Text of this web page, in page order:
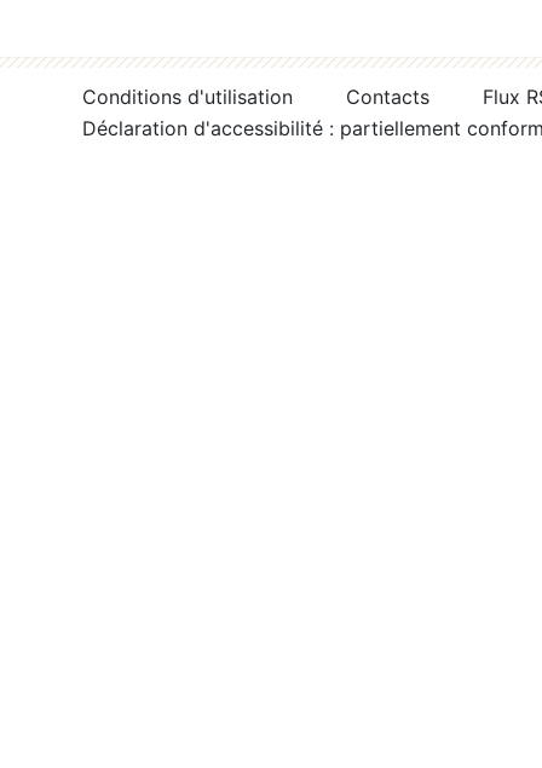
Conditions d'utilisation Contacts
Flux
Déclaration d'accessibilité : partiellement